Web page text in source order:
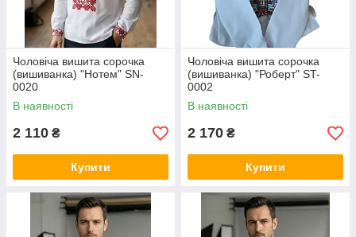
Чоловіча вишита сорочка
(вишиванка) "Нотем" SN-
0020
В наявності
2 110 ₴
Купити
Чоловіча вишита сорочка
(вишиванка) "Роберт" ST-
0002
В наявності
2 170 ₴
Купити